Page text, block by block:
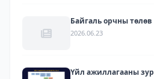
Байгаль орчны
2026.06.23
Үйл ажиллагааны